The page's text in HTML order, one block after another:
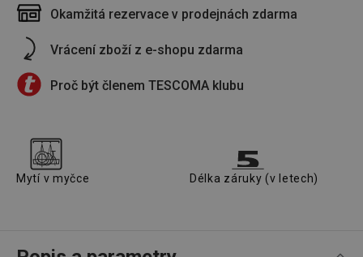
Okamžitá rezervace v prodejnách zdarma
Vrácení zboží z e-shopu zdarma
Proč být členem TESCOMA klubu
Mytí v myčce Délka záruky (v letech)